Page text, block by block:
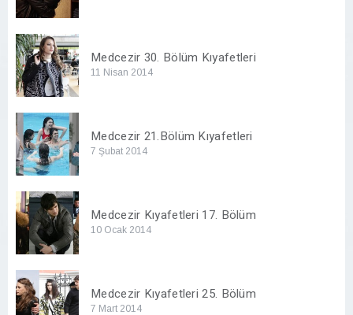
Medcezir 30. Bölüm Kıyafetleri
11 Nisan 2014
Medcezir 21.Bölüm Kıyafetleri
7 Şubat 2014
Medcezir Kıyafetleri 17. Bölüm
10 Ocak 2014
Medcezir Kıyafetleri 25. Bölüm
7 Mart 2014